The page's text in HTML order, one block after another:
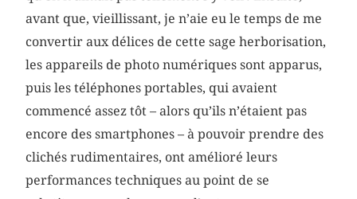
avant que, vieillissant, je n’aie eu le temps de me
convertir aux délices de cette sage herborisation,
les appareils de photo numériques sont apparus,
puis les téléphones portables, qui avaient
commencé assez tôt – alors qu’ils n’étaient pas
encore des smartphones – à pouvoir prendre des
clichés rudimentaires, ont amélioré leurs
performances techniques au point de se